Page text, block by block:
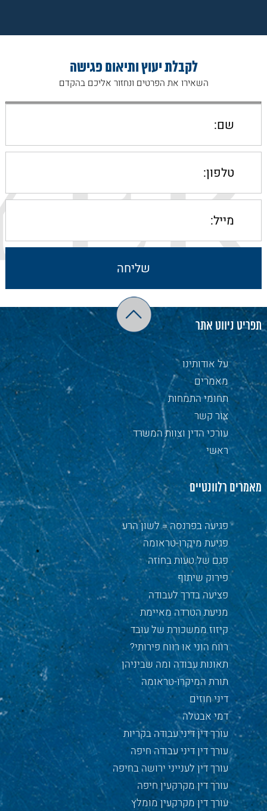
לקבלת יעוץ ותיאום פגישה
השאירו את הפרטים ונחזור אליכם בהקדם
תפריט ניווט אתר
על אודותינו
מאמרים
תחומי התמחות
צור קשר
עורכי הדין וצוות המשרד
ראשי
מאמרים רלוונטיים
פגיעה בפרנסה = לשון הרע
פגיעת מיקרו-טראומה
פגם של טעות בחוזה
פירוק שיתוף
פציעה בדרך לעבודה
מניעת הטרדה מאיימת
קיזוז ממשכורת של עובד
רווח הוני או רווח פירותי?
תאונות עבודה ומה שביניהן
תורת המיקרו-טראומה
דיני חוזים
דמי אבטלה
עורך דין דיני עבודה בקריות
עורך דין דיני עבודה חיפה
עורך דין לענייני ירושה בחיפה
עורך דין מקרקעין חיפה
עורך דין מקרקעין מומלץ